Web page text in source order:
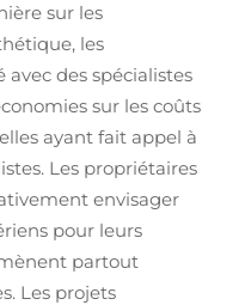
sur les
les
des spécialistes
sur les coûts
ayant fait appel à
Les propriétaires
envisager
pour leurs
partout
Les projets